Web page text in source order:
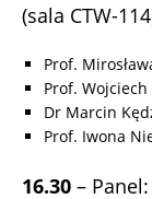
(sala CTW-
Prof.
Prof. Wojciech
Dr Marcin
Prof. Iwona
16.30 – Panel: